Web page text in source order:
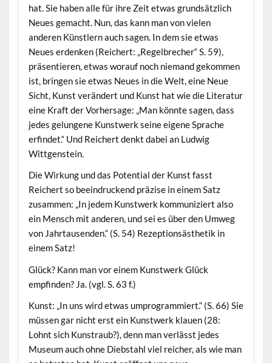
hat. Sie haben alle für ihre Zeit etwas grundsätzlich
Neues gemacht. Nun, das kann man von vielen
anderen Künstlern auch sagen. In dem sie etwas
Neues erdenken (Reichert: „Regelbrecher“ S. 59),
präsentieren, etwas worauf noch niemand gekommen
ist, bringen sie etwas Neues in die Welt, eine Neue
Sicht, Kunst verändert und Kunst hat wie die Literatur
eine Kraft der Vorhersage: „Man könnte sagen, dass
jedes gelungene Kunstwerk seine eigene Sprache
erfindet.“ Und Reichert denkt dabei an Ludwig
Wittgenstein.
Die Wirkung und das Potential der Kunst fasst
Reichert so beeindruckend präzise in einem Satz
zusammen: „In jedem Kunstwerk kommuniziert also
ein Mensch mit anderen, und sei es über den Umweg
von Jahrtausenden.“ (S. 54) Rezeptionsästhetik in
einem Satz!
Glück? Kann man vor einem Kunstwerk Glück
empfinden? Ja. (vgl. S. 63 f.)
Kunst: „In uns wird etwas umprogrammiert.“ (S. 66) Sie
müssen gar nicht erst ein Kunstwerk klauen (28:
Lohnt sich Kunstraub?), denn man verlässt jedes
Museum auch ohne Diebstahl viel reicher, als wie man